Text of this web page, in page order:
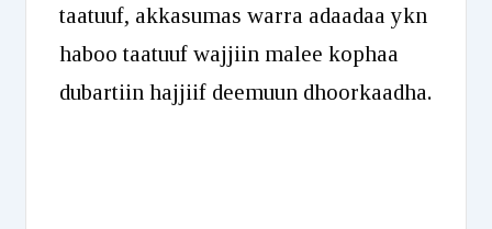
taatuuf, akkasumas warra adaadaa ykn
haboo taatuuf wajjiin malee kophaa
dubartiin hajjiif deemuun dhoorkaadha.